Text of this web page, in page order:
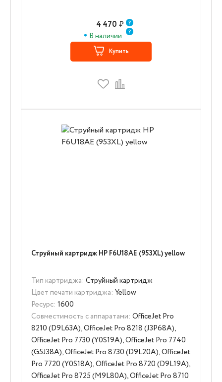
4 470 ₽
В наличии
Купить
Струйный картридж HP F6U18AE (953XL) yellow
Тип картриджа: Струйный картридж
Цвет печати картриджа: Yellow
Ресурс: 1600
Совместимость с аппаратами: OfficeJet Pro
8210 (D9L63A), OfficeJet Pro 8218 (J3P68A),
OfficeJet Pro 7730 (Y0S19A), OfficeJet Pro 7740
(G5J38A), OfficeJet Pro 8730 (D9L20A), OfficeJet
Pro 7720 (Y0S18A), OfficeJet Pro 8720 (D9L19A),
OfficeJet Pro 8725 (M9L80A), OfficeJet Pro 8710